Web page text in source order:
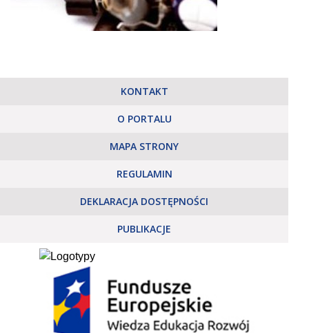
KONTAKT
O PORTALU
MAPA STRONY
REGULAMIN
DEKLARACJA DOSTĘPNOŚCI
PUBLIKACJE